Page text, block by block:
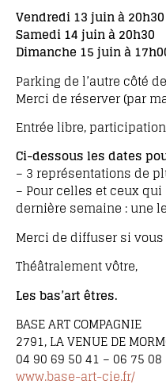
Vendredi 13 juin à 20h30
Samedi 14 juin à 20h30
Dimanche 15 juin à
Parking de l’autre côté
Merci de réserver (par
Entrée libre,
Ci-dessous les dates
– 3 représentations de
– Pour celles et ceux
dernière semaine : une
Merci de diffuser si
Théâtralement vôtre,
Les bas’art êtres.
BASE ART COMPAGNIE
2791, LA VENUE DE
04 90 69 50 41 – 06 75
www.base-art-cie.fr/